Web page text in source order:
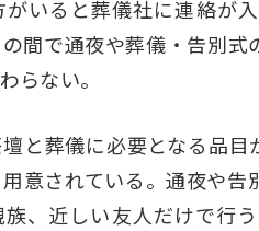
いると葬儀社に連絡が
間で通夜や葬儀・告別
らない。
と葬儀に必要となる品
意されている。通夜や
、近しい友人だけで行